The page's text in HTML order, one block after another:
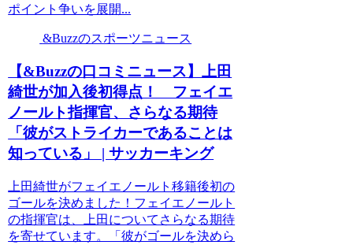
ポイント争いを展開...
&Buzzのスポーツニュース
【&Buzzの口コミニュース】上田
綺世が加入後初得点！ フェイエ
ノールト指揮官、さらなる期待
「彼がストライカーであることは
知っている」 | サッカーキング
上田綺世がフェイエノールト移籍後初の
ゴールを決めました！フェイエノールト
の指揮官は、上田についてさらなる期待
を寄せています。「彼がゴールを決めら